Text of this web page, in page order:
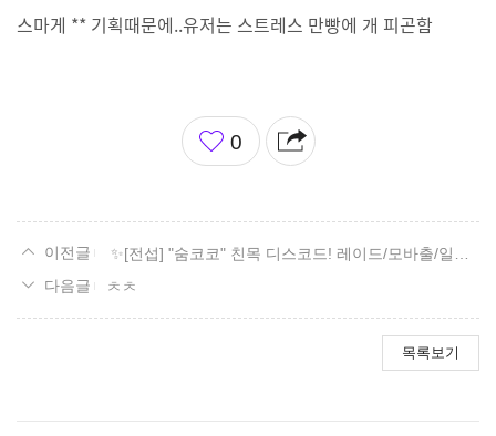
스마게 ** 기획때문에..유저는 스트레스 만빵에 개 피곤함
좋
아
0
✨[전섭] "숨코코" 친목 디스코드! 레이드/모바출/일숙/잡담✨
ㅊㅊ
목록보기